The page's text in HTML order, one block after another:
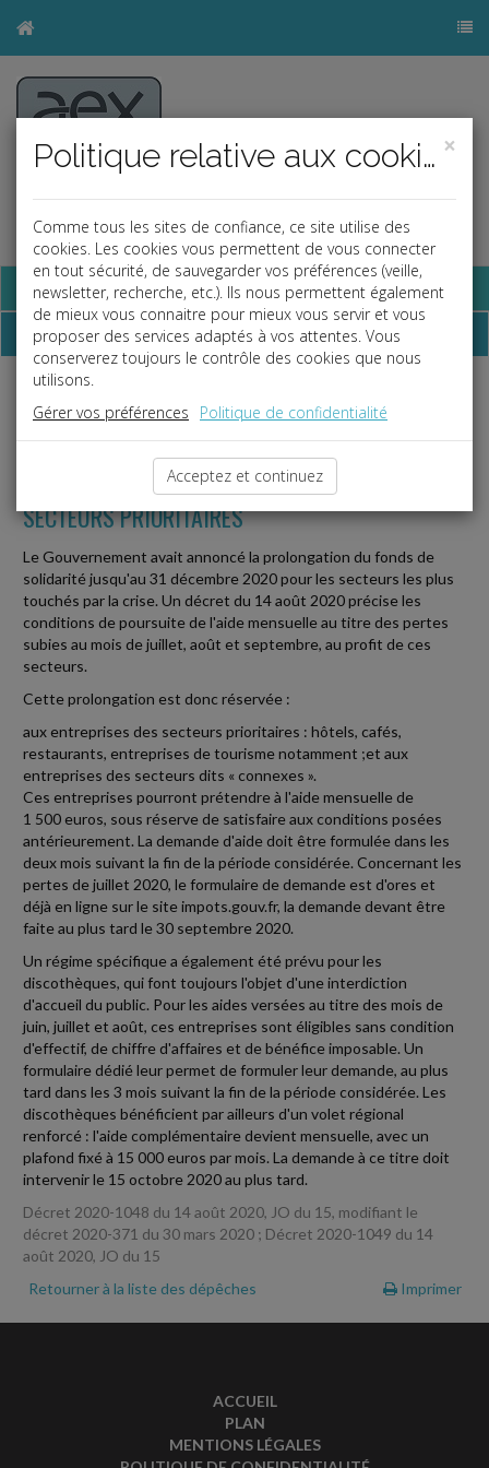
×
Politique relative aux cookies
Comme tous les sites de confiance, ce site utilise des
cookies. Les cookies vous permettent de vous connecter
en tout sécurité, de sauvegarder vos préférences (veille,
newsletter, recherche, etc.). Ils nous permettent également
de mieux vous connaitre pour mieux vous servir et vous
proposer des services adaptés à vos attentes. Vous
conserverez toujours le contrôle des cookies que nous
utilisons.
Gérer vos préférences
Politique de confidentialité
Acceptez et continuez
Base documentaire
Dépêches
Vie des affaires
Date: 2020-08-31
MAINTIEN DU FONDS DE SOLIDARITÉ POUR LES
SECTEURS PRIORITAIRES
Le Gouvernement avait annoncé la prolongation du fonds de
solidarité jusqu'au 31 décembre 2020 pour les secteurs les plus
touchés par la crise. Un décret du 14 août 2020 précise les
conditions de poursuite de l'aide mensuelle au titre des pertes
subies au mois de juillet, août et septembre, au profit de ces
secteurs.
Cette prolongation est donc réservée :
aux entreprises des secteurs prioritaires : hôtels, cafés,
restaurants, entreprises de tourisme notamment ;et aux
entreprises des secteurs dits « connexes ».
Ces entreprises pourront prétendre à l'aide mensuelle de
1 500 euros, sous réserve de satisfaire aux conditions posées
antérieurement. La demande d'aide doit être formulée dans les
deux mois suivant la fin de la période considérée. Concernant les
pertes de juillet 2020, le formulaire de demande est d'ores et
déjà en ligne sur le site impots.gouv.fr, la demande devant être
faite au plus tard le 30 septembre 2020.
Un régime spécifique a également été prévu pour les
discothèques, qui font toujours l'objet d'une interdiction
d'accueil du public. Pour les aides versées au titre des mois de
juin, juillet et août, ces entreprises sont éligibles sans condition
d'effectif, de chiffre d'affaires et de bénéfice imposable. Un
formulaire dédié leur permet de formuler leur demande, au plus
tard dans les 3 mois suivant la fin de la période considérée. Les
discothèques bénéficient par ailleurs d'un volet régional
renforcé : l'aide complémentaire devient mensuelle, avec un
plafond fixé à 15 000 euros par mois. La demande à ce titre doit
intervenir le 15 octobre 2020 au plus tard.
Décret 2020-1048 du 14 août 2020, JO du 15, modifiant le
décret 2020-371 du 30 mars 2020 ; Décret 2020-1049 du 14
août 2020, JO du 15
Retourner à la liste des dépêches
Imprimer
ACCUEIL
PLAN
MENTIONS LÉGALES